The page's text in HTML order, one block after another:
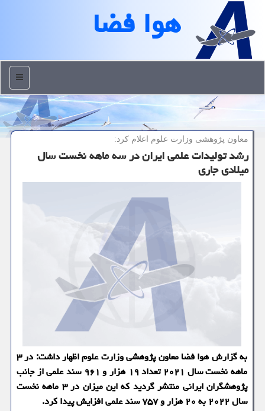
هوا فضا
منو
معاون پژوهشی وزارت علوم اعلام كرد:
رشد تولیدات علمی ایران در سه ماهه نخست سال
میلادی جاری
به گزارش هوا فضا معاون پژوهشی وزارت علوم اظهار داشت: در ۳
ماهه نخست سال ۲۰۲۱ تعداد ۱۹ هزار و ۹۶۱ سند علمی از جانب
پژوهشگران ایرانی منتشر گردید که این میزان در ۳ ماهه نخست
سال ۲۰۲۲ به ۲۰ هزار و ۷۵۷ سند علمی افزایش پیدا کرد.